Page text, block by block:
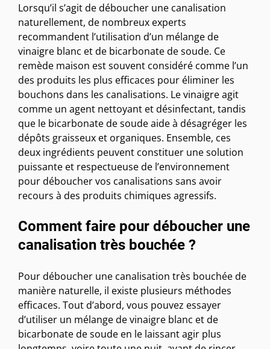
Lorsqu’il s’agit de déboucher une canalisation
naturellement, de nombreux experts
recommandent l’utilisation d’un mélange de
vinaigre blanc et de bicarbonate de soude. Ce
remède maison est souvent considéré comme l’un
des produits les plus efficaces pour éliminer les
bouchons dans les canalisations. Le vinaigre agit
comme un agent nettoyant et désinfectant, tandis
que le bicarbonate de soude aide à désagréger les
dépôts graisseux et organiques. Ensemble, ces
deux ingrédients peuvent constituer une solution
puissante et respectueuse de l’environnement
pour déboucher vos canalisations sans avoir
recours à des produits chimiques agressifs.
Comment faire pour déboucher une
canalisation très bouchée ?
Pour déboucher une canalisation très bouchée de
manière naturelle, il existe plusieurs méthodes
efficaces. Tout d’abord, vous pouvez essayer
d’utiliser un mélange de vinaigre blanc et de
bicarbonate de soude en le laissant agir plus